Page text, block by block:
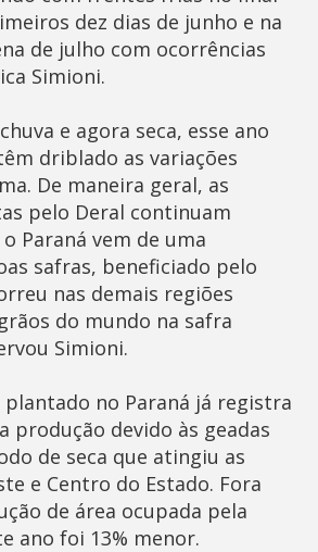
dez dias de junho e na
de julho com ocorrências
Simioni.
e agora seca, esse ano
driblado as variações
De maneira geral, as
pelo Deral continuam
Paraná vem de uma
safras, beneficiado pelo
nas demais regiões
do mundo na safra
Simioni.
plantado no Paraná já registra
produção devido às geadas
de seca que atingiu as
e Centro do Estado. Fora
de área ocupada pela
ano foi 13% menor.